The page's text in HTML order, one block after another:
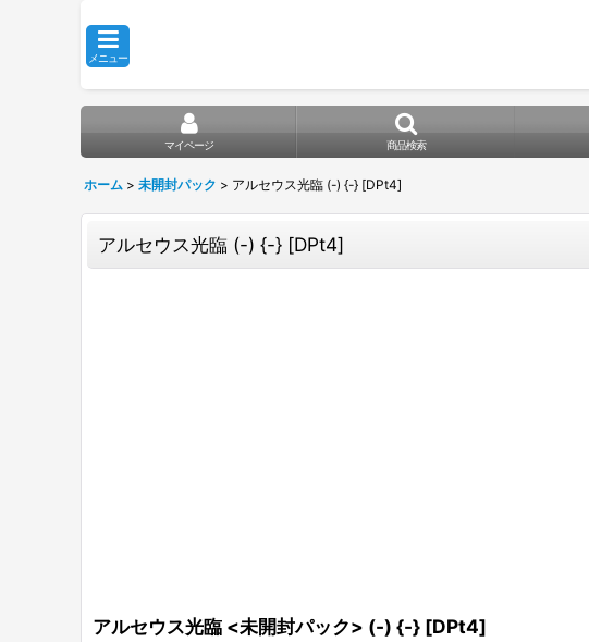
メニュー
マイページ 商品検索
ホーム > 未開封パック > アルセウス光臨 (-) {-} [DPt4]
アルセウス光臨 (-) {-} [DPt4]
アルセウス光臨 <未開封パック> (-) {-} [DPt4]